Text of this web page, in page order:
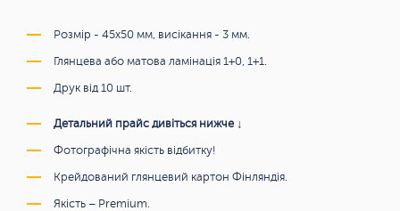
Розмір - 45х50 мм, висікання - 3 мм.
Глянцева або матова ламінація 1+0, 1+1.
Друк від 10 шт.
Детальний прайс дивіться нижче ↓
Фотографічна якість відбитку!
Крейдований глянцевий картон Фінляндія.
Якість – Premium.